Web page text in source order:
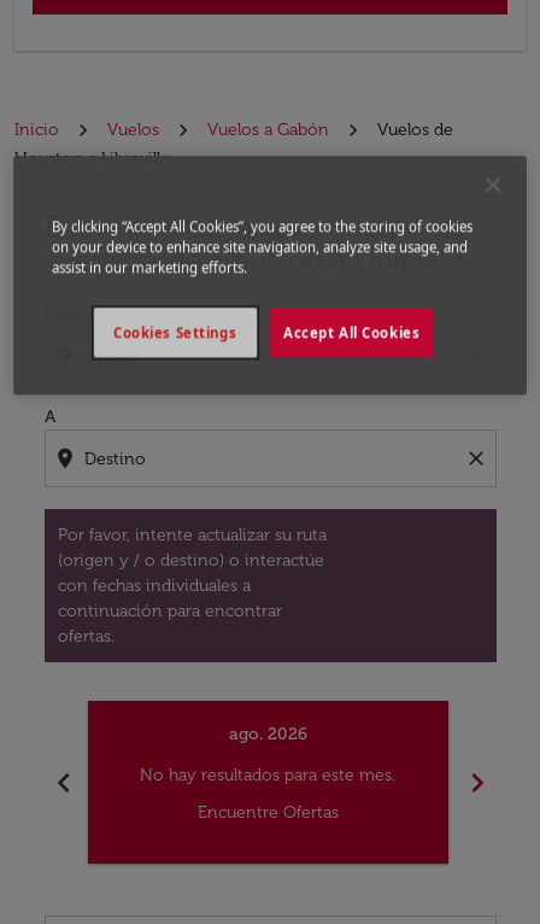
Inicio Vuelos Vuelos a Gabón
Vuelos de
Houston a Libreville
Encuentre las mejores ofertas de
vuelo desde Houston a Libreville
A
location_on close
Por favor, intente actualizar su ruta
(origen y / o destino) o interactúe
con fechas individuales a
continuación para encontrar
ofertas.
Por favor, intente actualizar su ruta (origen y / o
chevron_left
ago. 2026
No hay resultados para este mes.
Encuentre Ofertas
chevron_right
By clicking “Accept All Cookies”, you agree to the storing of cookies
on your device to enhance site navigation, analyze site usage, and
assist in our marketing efforts.
Accept All Cookies
Cookies Settings